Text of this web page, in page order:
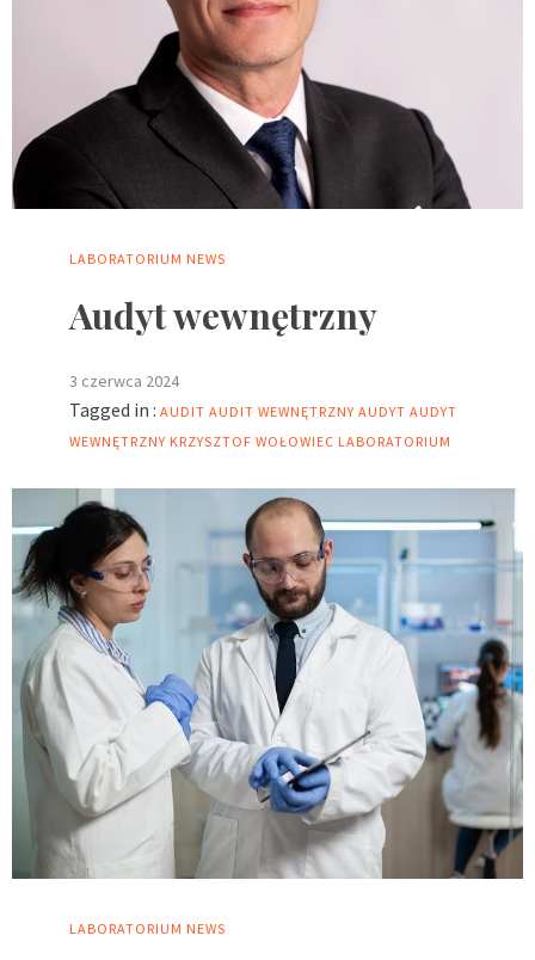
LABORATORIUM NEWS
Audyt wewnętrzny
3 czerwca 2024
Tagged in : AUDIT AUDIT WEWNĘTRZNY AUDYT AUDYT
WEWNĘTRZNY KRZYSZTOF WOŁOWIEC LABORATORIUM
LABORATORIUM NEWS